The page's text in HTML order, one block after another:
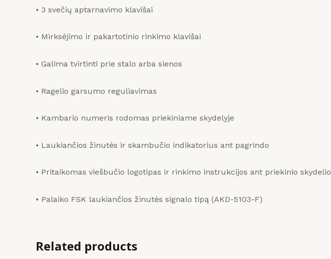
• 3 svečių aptarnavimo klavišai
• Mirksėjimo ir pakartotinio rinkimo klavišai
• Galima tvirtinti prie stalo arba sienos
• Ragelio garsumo reguliavimas
• Kambario numeris rodomas priekiniame skydelyje
• Laukiančios žinutės ir skambučio indikatorius ant pagrindo
• Pritaikomas viešbučio logotipas ir rinkimo instrukcijos ant priekinio skydelio
• Palaiko FSK laukiančios žinutės signalo tipą (AKD-5103-F)
Related products